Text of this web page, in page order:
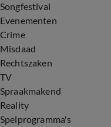
Songfestival
Evenementen
Crime
Misdaad
Rechtszaken
TV
Spraakmakend
Reality
Spelprogramma's